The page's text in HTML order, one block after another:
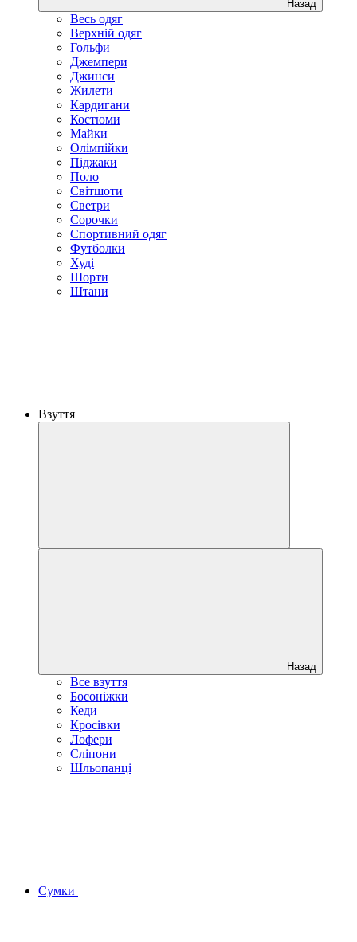
Назад
Весь одяг
Верхній одяг
Гольфи
Джемпери
Джинси
Жилети
Кардигани
Костюми
Майки
Олімпійки
Піджаки
Поло
Світшоти
Светри
Сорочки
Спортивний одяг
Футболки
Худі
Шорти
Штани
Взуття
Назад
Все взуття
Босоніжки
Кеди
Кросівки
Лофери
Сліпони
Шльопанці
Сумки